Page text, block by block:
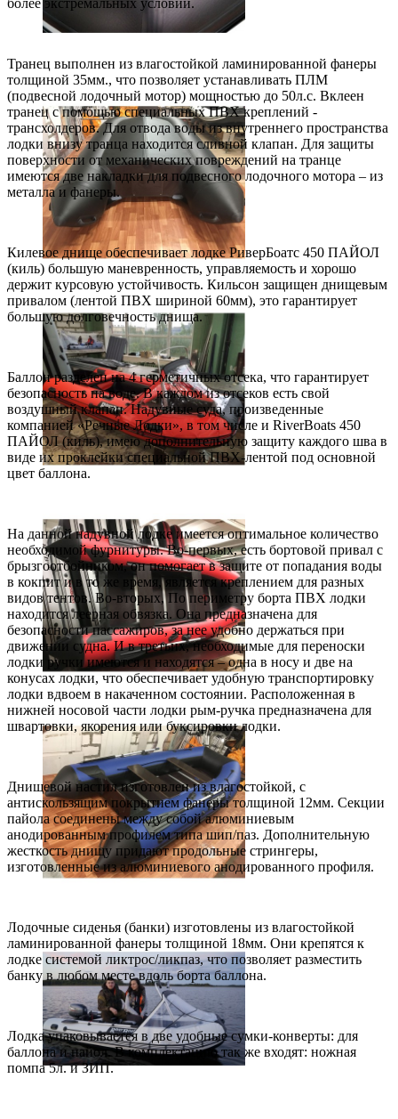
Транец выполнен из влагостойкой ламинированной фанеры
толщиной 35мм., что позволяет устанавливать ПЛМ
(подвесной лодочный мотор) мощностью до 50л.с. Вклеен
транец с помощью специальных ПВХ креплений -
трансхолдеров. Для отвода воды из внутреннего пространства
лодки внизу транца находится сливной клапан. Для защиты
поверхности от механических повреждений на транце
имеются две накладки для подвесного лодочного мотора – из
металла и фанеры.
Килевое днище обеспечивает лодке РиверБоатс 450 ПАЙОЛ
(киль) большую маневренность, управляемость и хорошо
держит курсовую устойчивость. Кильсон защищен днищевым
привалом (лентой ПВХ шириной 60мм), это гарантирует
большую долговечность днища.
Баллон разделен на 4 герметичных отсека, что гарантирует
безопасность на воде. В каждом из отсеков есть свой
воздушный клапан. Надувные суда, произведенные
компанией «Речные Лодки», в том числе и RiverBoats 450
ПАЙОЛ (киль), имею дополнительную защиту каждого шва в
виде их проклейки специальной ПВХ-лентой под основной
цвет баллона.
На данной надувной лодке имеется оптимальное количество
необходимой фурнитуры. Во-первых, есть бортовой привал с
брызгоотбойником, он помогает в защите от попадания воды
в кокпит и в то же время, является креплением для разных
видов тентов. Во-вторых, По периметру борта ПВХ лодки
находится леерная обвязка. Она предназначена для
безопасности пассажиров, за нее удобно держаться при
движении судна. И в третьих, необходимые для переноски
лодки ручки имеются и находятся – одна в носу и две на
конусах лодки, что обеспечивает удобную транспортировку
лодки вдвоем в накаченном состоянии. Расположенная в
нижней носовой части лодки рым-ручка предназначена для
швартовки, якорения или буксировки лодки.
Днищевой настил изготовлен из влагостойкой, с
антискользящим покрытием фанеры толщиной 12мм. Секции
пайола соединены между собой алюминиевым
анодированным профилем типа шип/паз. Дополнительную
жесткость днищу придают продольные стрингеры,
изготовленные из алюминиевого анодированного профиля.
Лодочные сиденья (банки) изготовлены из влагостойкой
ламинированной фанеры толщиной 18мм. Они крепятся к
лодке системой ликтрос/ликпаз, что позволяет разместить
банку в любом месте вдоль борта баллона.
Лодка упаковывается в две удобные сумки-конверты: для
баллона и пайол. В комплектацию так же входят: ножная
помпа 5л. и ЗИП.